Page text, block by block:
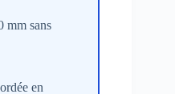
mm sans
en